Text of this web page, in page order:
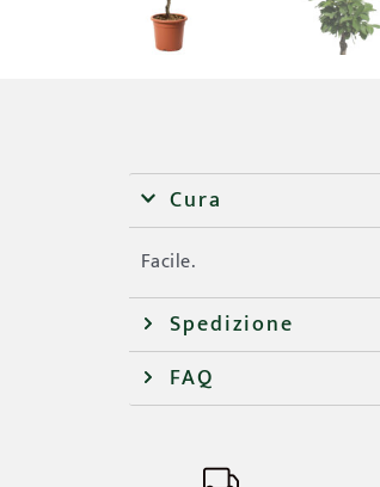
Cura
Facile.
Spedizione
FAQ